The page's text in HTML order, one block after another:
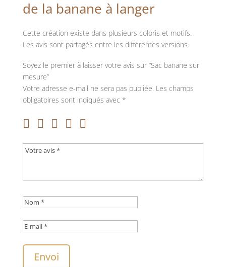
de la banane à langer
Cette création existe dans plusieurs coloris et motifs.
Les avis sont partagés entre les différentes versions.
Soyez le premier à laisser votre avis sur “Sac banane sur
mesure”
Votre adresse e-mail ne sera pas publiée. Les champs
obligatoires sont indiqués avec *
Envoi